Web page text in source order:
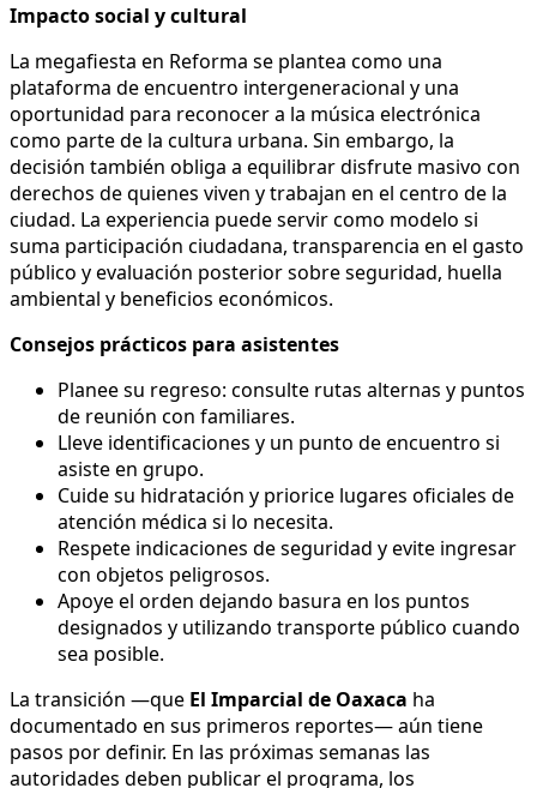
Impacto social y cultural
La megafiesta en Reforma se plantea como una
plataforma de encuentro intergeneracional y una
oportunidad para reconocer a la música electrónica
como parte de la cultura urbana. Sin embargo, la
decisión también obliga a equilibrar disfrute masivo con
derechos de quienes viven y trabajan en el centro de la
ciudad. La experiencia puede servir como modelo si
suma participación ciudadana, transparencia en el gasto
público y evaluación posterior sobre seguridad, huella
ambiental y beneficios económicos.
Consejos prácticos para asistentes
Planee su regreso: consulte rutas alternas y puntos
de reunión con familiares.
Lleve identificaciones y un punto de encuentro si
asiste en grupo.
Cuide su hidratación y priorice lugares oficiales de
atención médica si lo necesita.
Respete indicaciones de seguridad y evite ingresar
con objetos peligrosos.
Apoye el orden dejando basura en los puntos
designados y utilizando transporte público cuando
sea posible.
La transición —que El Imparcial de Oaxaca ha
documentado en sus primeros reportes— aún tiene
pasos por definir. En las próximas semanas las
autoridades deben publicar el programa, los